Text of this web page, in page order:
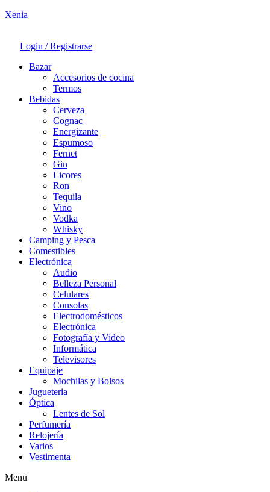
Xenia
Login / Registrarse
Bazar
Accesorios de cocina
Termos
Bebidas
Cerveza
Cognac
Energizante
Espumoso
Fernet
Gin
Licores
Ron
Tequila
Vino
Vodka
Whisky
Camping y Pesca
Comestibles
Electrónica
Audio
Belleza Personal
Celulares
Consolas
Electrodomésticos
Electrónica
Fotografía y Video
Informática
Televisores
Equipaje
Mochilas y Bolsos
Jugueteria
Óptica
Lentes de Sol
Perfumería
Relojería
Varios
Vestimenta
Menu